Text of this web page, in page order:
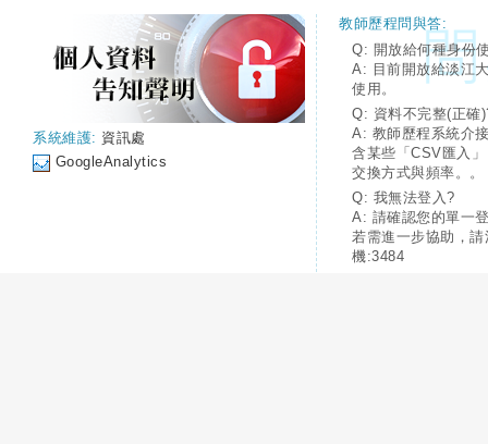
系統維護: 資訊處
GoogleAnalytics
教師歷程問與答:
Q: 開放給何種身份
A: 目前開放給淡江
使用。
Q: 資料不完整(正確
A: 教師歷程系統介
含某些「CSV匯入
交換方式與頻率。。
Q: 我無法登入?
A: 請確認您的單一
若需進一步協助，
機:3484